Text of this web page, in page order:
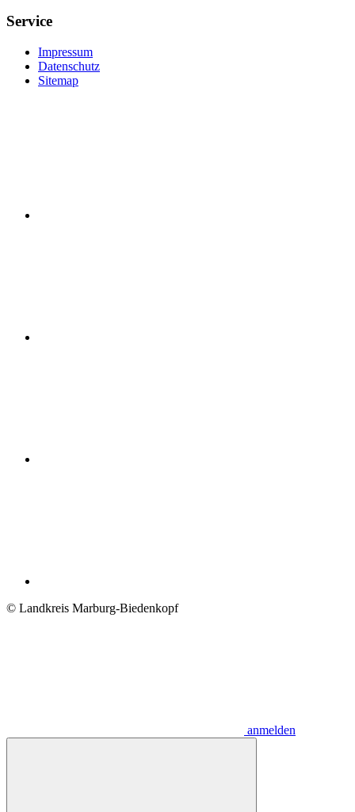
Service
Impressum
Datenschutz
Sitemap
© Landkreis Marburg-Biedenkopf
anmelden